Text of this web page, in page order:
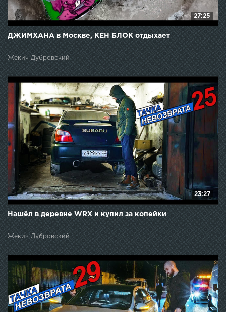
27:25
ДЖИМХАНА в Москве, КЕН БЛОК отдыхает
Жекич Дубровский
23:27
Нашёл в деревне WRX и купил за копейки
Жекич Дубровский